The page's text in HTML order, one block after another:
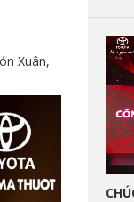
Xuân,